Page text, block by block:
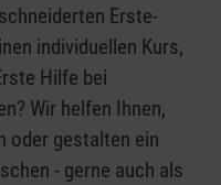
Erste-
individuellen Kurs,
Hilfe bei
Wir helfen Ihnen,
oder gestalten ein
- gerne auch als